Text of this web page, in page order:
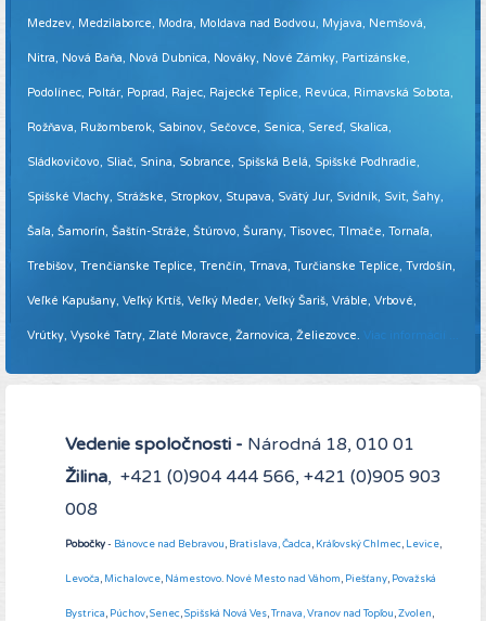
Medzev, Medzilaborce, Modra, Moldava nad Bodvou, Myjava, Nemšová,
Nitra, Nová Baňa, Nová Dubnica, Nováky, Nové Zámky, Partizánske,
Podolínec, Poltár, Poprad, Rajec, Rajecké Teplice, Revúca, Rimavská Sobota,
Rožňava, Ružomberok, Sabinov, Sečovce, Senica, Sereď, Skalica,
Sládkovičovo, Sliač, Snina, Sobrance, Spišská Belá, Spišské Podhradie,
Spišské Vlachy, Strážske, Stropkov, Stupava, Svätý Jur, Svidník, Svit, Šahy,
Šaľa, Šamorín, Šaštín-Stráže, Štúrovo, Šurany, Tisovec, Tlmače, Tornaľa,
Trebišov, Trenčianske Teplice, Trenčín, Trnava, Turčianske Teplice, Tvrdošín,
Veľké Kapušany, Veľký Krtíš, Veľký Meder, Veľký Šariš, Vráble, Vrbové,
Vrútky, Vysoké Tatry, Zlaté Moravce, Žarnovica, Želiezovce. Viac informácií ...
Vedenie spoločnosti - Národná 18, 010 01
Žilina, +421 (0)904 444 566, +421 (0)905 903
008
Pobočky- Bánovce nad Bebravou, Bratislava,Čadca, Kráľovský Chlmec, Levice,
Levoča, Michalovce, Námestovo. Nové Mesto nad Váhom, Piešťany, Považská
Bystrica, Púchov,Senec,Spišská Nová Ves,Trnava,Vranov nad Topľou,Zvolen,